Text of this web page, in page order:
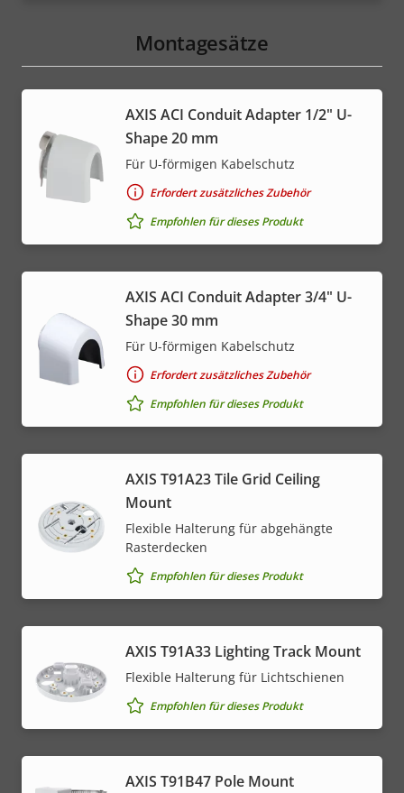
Montagesätze
AXIS ACI Conduit Adapter 1/2" U-
Shape 20 mm
Für U-förmigen Kabelschutz
Erfordert zusätzliches Zubehör
Empfohlen für dieses Produkt
AXIS ACI Conduit Adapter 3/4" U-
Shape 30 mm
Für U-förmigen Kabelschutz
Erfordert zusätzliches Zubehör
Empfohlen für dieses Produkt
AXIS T91A23 Tile Grid Ceiling
Mount
Flexible Halterung für abgehängte
Rasterdecken
Empfohlen für dieses Produkt
AXIS T91A33 Lighting Track Mount
Flexible Halterung für Lichtschienen
Empfohlen für dieses Produkt
AXIS T91B47 Pole Mount